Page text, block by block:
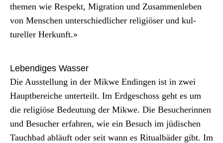
the­men wie Respekt, Migra­tion und Zusam­men­leben
von Men­schen unter­schiedlich­er religiös­er und kul­
tureller Herkun­ft.»
Lebendiges Wasser
Die Ausstel­lung in der Mik­we Endin­gen ist in zwei
Haupt­bere­iche unterteilt. Im Erdgeschoss geht es um
die religiöse Bedeu­tung der Mik­we. Die Besucherin­nen
und Besuch­er erfahren, wie ein Besuch im jüdis­chen
Tauch­bad abläuft oder seit wann es Rit­u­al­bäder gibt. Im